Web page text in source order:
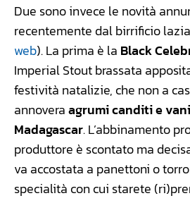
Due sono invece le novità
recentemente dal birrificio
web). La prima è la Black
Imperial Stout brassata
festività natalizie, che non a
annoveraagrumi canditi e
Madagascar. L’abbinamento
produttore è scontato ma
va accostata a panettoni o
specialità con cui starete